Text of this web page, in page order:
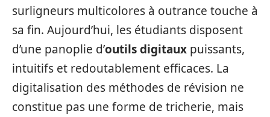
surligneurs multicolores à outrance touche à
sa fin. Aujourd’hui, les étudiants disposent
d’une panoplie d’outils digitaux puissants,
intuitifs et redoutablement efficaces. La
digitalisation des méthodes de révision ne
constitue pas une forme de tricherie, mais